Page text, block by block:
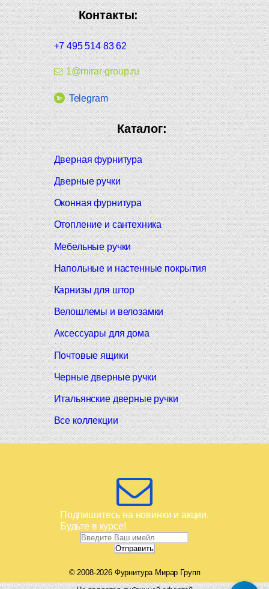
Контакты:
+7 495 514 83 62
1@mirar-group.ru
Telegram
Каталог:
Дверная фурнитура
Дверные ручки
Оконная фурнитура
Отопление и сантехника
Мебельные ручки
Напольные и настенные покрытия
Карнизы для штор
Велошлемы и велозамки
Аксессуары для дома
Почтовые ящики
Черные дверные ручки
Итальянские дверные ручки
Все коллекции
Подпишитесь на новинки и акции.
Будьте в курсе!
© 2008-2026 Фурнитура Мирар Групп